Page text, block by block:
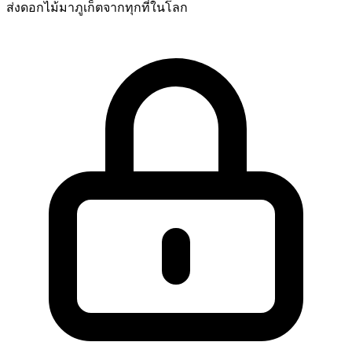
ส่งดอกไม้มาภูเก็ตจากทุกที่ในโลก